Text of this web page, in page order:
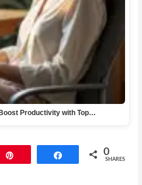
Productivity with Top…
Share 0
SHARES